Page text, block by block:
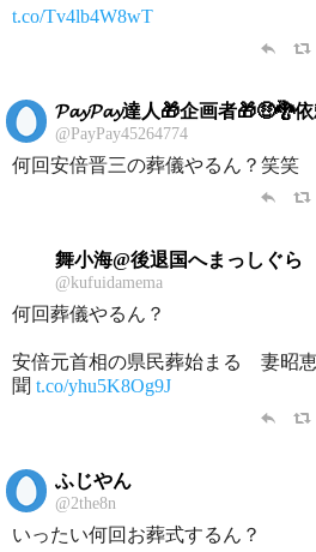
t.co/Tv4lb4W8wT
𝓟𝓪𝔂𝓟𝓪𝔂達人🎁企画者🎁🤑🐉
@PayPay45264774
何回安倍晋三の葬儀やるん？笑笑
舞小海@後退国へまっしぐら
@kufuidamema
何回葬儀やるん？
安倍元首相の県民葬始まる 妻昭
聞 t.co/yhu5K8Og9J
ふじやん
@2the8n
いったい何回お葬式するん？